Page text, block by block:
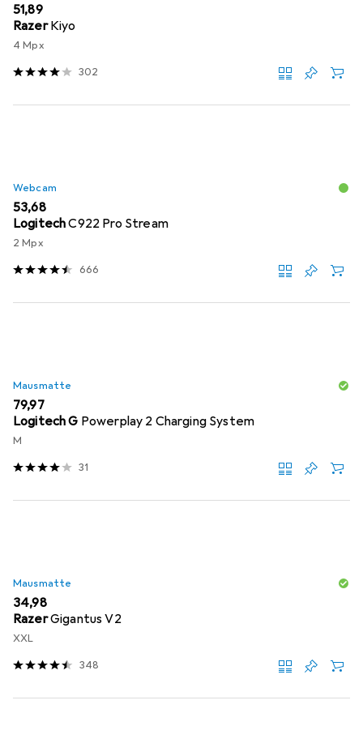
EUR
51,89
Razer Kiyo
4 Mpx
302
Webcam
EUR
53,68
LogitechC922 Pro Stream
2 Mpx
666
Mausmatte
EUR
79,97
Logitech G Powerplay 2 Charging System
M
31
Mausmatte
EUR
34,98
RazerGigantus V2
XXL
348